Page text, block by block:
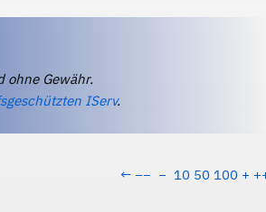
ohne Gewähr.
IServ.
← −− − 10 50 100 +